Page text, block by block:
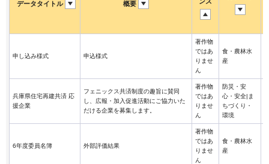
データタイトル 概要
申し込み様式 申込様式
著作物
ではあ
りませ
ん
食・農林水
産
兵庫県住宅再建共済 応
援企業
フェニックス共済制度の趣旨に賛同
し、広報・加入促進活動にご協力いた
だける企業を募集します。
著作物
ではあ
りませ
ん
防災・安
心・安全|ま
ちづくり・
環境
6年度委員名簿 外部評価結果
著作物
ではあ
りませ
ん
食・農林水
産